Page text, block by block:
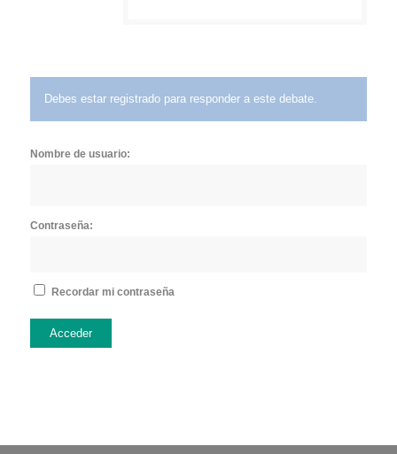
Debes estar registrado para responder a este debate.
Nombre de usuario:
Contraseña:
Recordar mi contraseña
Acceder